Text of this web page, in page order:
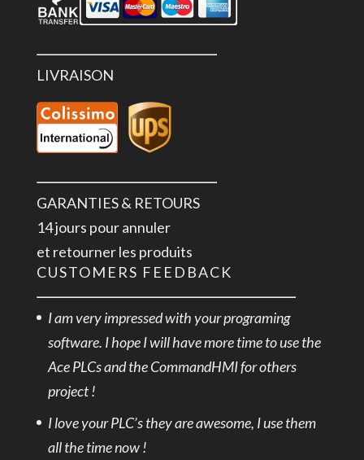
LIVRAISON
GARANTIES & RETOURS
14 jours pour annuler
et retourner les produits
CUSTOMERS FEEDBACK
I am very impressed with your programing
software. I hope I will have more time to use the
Ace PLCs and the CommandHMI for others
project !
I love your PLC’s they are awesome, I use them
all the time now !